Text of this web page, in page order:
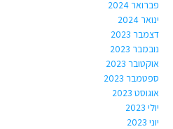
פברואר 2024
ינואר 2024
דצמבר 2023
נובמבר 2023
אוקטובר 2023
ספטמבר 2023
אוגוסט 2023
יולי 2023
יוני 2023